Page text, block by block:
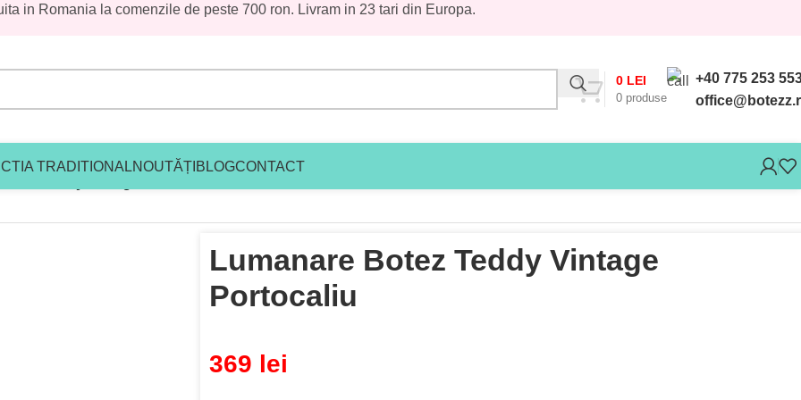
in Romania la comenzile de peste 700 ron. Livram in 23 tari din Europa.
0 produse
0 LEI
+40 775 253
TRADITIONALNOUTĂȚI BLOGCONTACT
Lumanare Botez Teddy Vintage
Portocaliu
369 lei